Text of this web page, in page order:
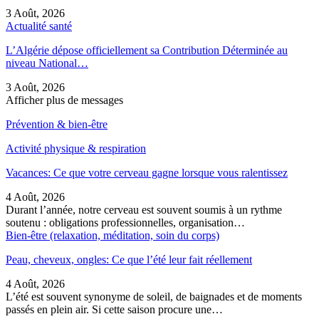
3 Août, 2026
Actualité santé
L’Algérie dépose officiellement sa Contribution Déterminée au
niveau National…
3 Août, 2026
Afficher plus de messages
Prévention & bien-être
Activité physique & respiration
Vacances: Ce que votre cerveau gagne lorsque vous ralentissez
4 Août, 2026
Durant l’année, notre cerveau est souvent soumis à un rythme
soutenu : obligations professionnelles, organisation…
Bien-être (relaxation, méditation, soin du corps)
Peau, cheveux, ongles: Ce que l’été leur fait réellement
4 Août, 2026
L’été est souvent synonyme de soleil, de baignades et de moments
passés en plein air. Si cette saison procure une…